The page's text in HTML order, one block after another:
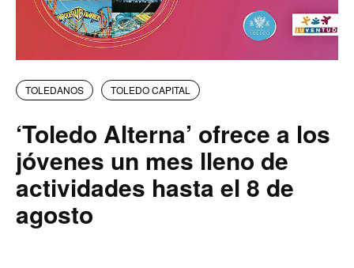
TOLEDANOS TOLEDO CAPITAL
‘Toledo Alterna’ ofrece a los
jóvenes un mes lleno de
actividades hasta el 8 de
agosto